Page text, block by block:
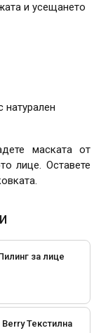
и усещането
маската от
лице. Оставете